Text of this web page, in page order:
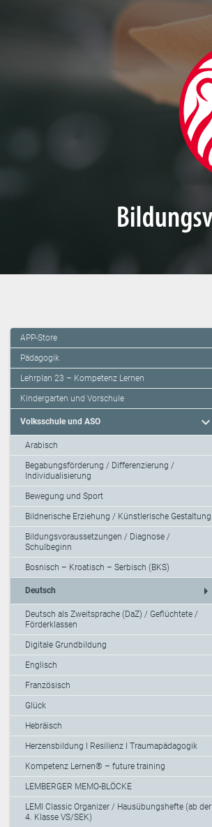
APP-Store
Pädagogik
Lehrplan 23 – Kompetenz Lernen
Kindergarten und Vorschule
Volksschule und ASO expand_more
Arabisch
Begabungsförderung / Differenzierung /
Individualisierung
Bewegung und Sport
Bildnerische Erziehung / Künstlerische Gestaltung
Bildungsvoraussetzungen / Diagnose /
Schulbeginn
Bosnisch – Kroatisch – Serbisch (BKS)
Deutsch arrow_right
Deutsch als Zweitsprache (DaZ) / Geflüchtete /
Förderklassen
Digitale Grundbildung
Englisch
Französisch
Glück
Hebräisch
Herzensbildung I Resilienz I Traumapädagogik
Kompetenz Lernen® – future training
LEMBERGER MEMO-BLÖCKE
LEMI Classic Organizer / Hausübungshefte (ab der
4. Klasse VS/SEK)